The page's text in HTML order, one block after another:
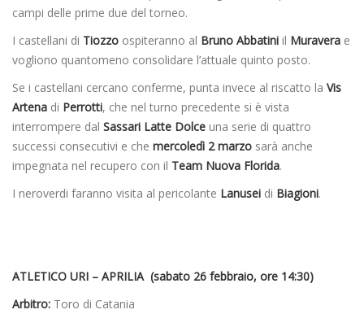
campi delle prime due del torneo.
I castellani di Tiozzo ospiteranno al Bruno Abbatini il Muravera e
vogliono quantomeno consolidare l’attuale quinto posto.
Se i castellani cercano conferme, punta invece al riscatto la Vis
Artena di Perrotti, che nel turno precedente si è vista
interrompere dal Sassari Latte Dolce una serie di quattro
successi consecutivi e che mercoledì 2 marzo sarà anche
impegnata nel recupero con il Team Nuova Florida.
I neroverdi faranno visita al pericolante Lanusei di Biagioni.
ATLETICO URI – APRILIA (sabato 26 febbraio, ore 14:30)
Arbitro: Toro di Catania